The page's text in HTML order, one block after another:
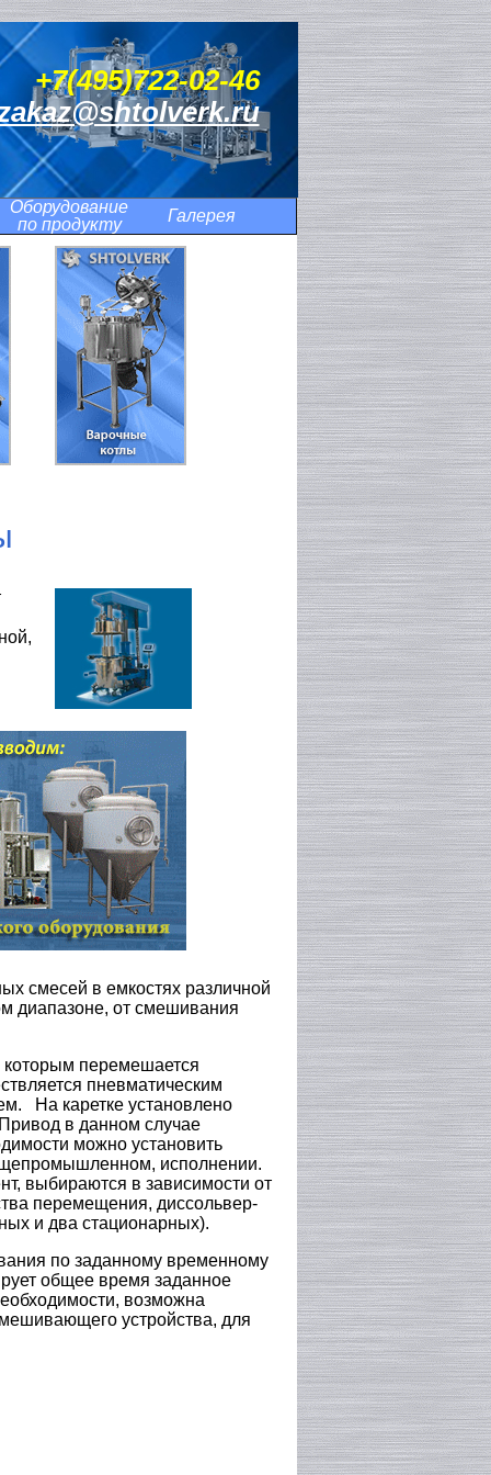
+7(495)722-02-46
Оборудование
по продукту
Галерея
смесей в емкостях различной
диапазоне, от смешивания
перемешается
пневматическим
На каретке установлено
в данном случае
можно установить
исполнении.
выбираются в зависимости от
перемещения, диссольвер-
и два стационарных).
по заданному временному
общее время заданное
возможна
устройства, для